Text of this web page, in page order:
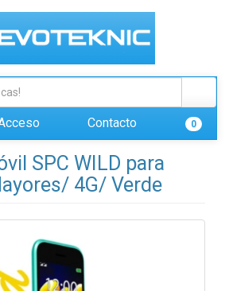
Contacto 0
SPC WILD para
4G/ Verde